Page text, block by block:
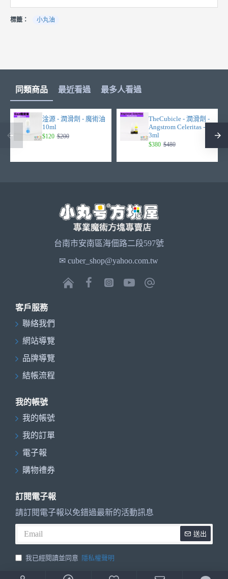
標籤： 小丸油
同類商品 最近看過 最多人看過
淦源 - 潤滑劑 - 魔術油
10ml
$120 $200
TheCubicle - 潤滑劑 -
Angstrom Celeritas -
3ml
$380 $480
台南市安南區海佃路二段597號
✉ cuber_shop@yahoo.com.tw
客戶服務
聯絡我們
網站導覽
品牌導覽
結帳流程
我的帳號
我的帳號
我的訂單
電子報
購物禮券
訂閱電子報
請訂閱電子報以免錯過最新的活動訊息
送出
我已經閱讀並同意 隱私權聲明